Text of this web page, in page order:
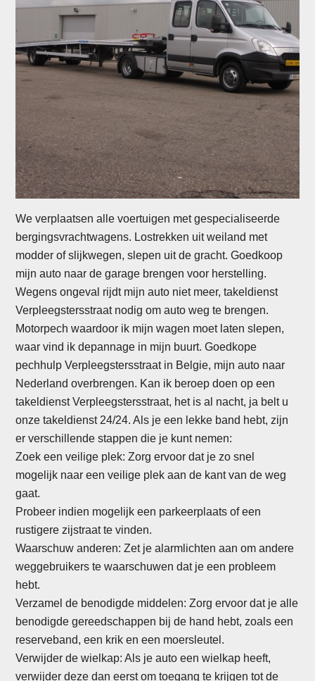
We verplaatsen alle voertuigen met gespecialiseerde
bergingsvrachtwagens. Lostrekken uit weiland met
modder of slijkwegen, slepen uit de gracht. Goedkoop
mijn auto naar de garage brengen voor herstelling.
Wegens ongeval rijdt mijn auto niet meer, takeldienst
Verpleegstersstraat nodig om auto weg te brengen.
Motorpech waardoor ik mijn wagen moet laten slepen,
waar vind ik depannage in mijn buurt. Goedkope
pechhulp Verpleegstersstraat in Belgie, mijn auto naar
Nederland overbrengen. Kan ik beroep doen op een
takeldienst Verpleegstersstraat, het is al nacht, ja belt u
onze takeldienst 24/24. Als je een lekke band hebt, zijn
er verschillende stappen die je kunt nemen:
Zoek een veilige plek: Zorg ervoor dat je zo snel
mogelijk naar een veilige plek aan de kant van de weg
gaat.
Probeer indien mogelijk een parkeerplaats of een
rustigere zijstraat te vinden.
Waarschuw anderen: Zet je alarmlichten aan om andere
weggebruikers te waarschuwen dat je een probleem
hebt.
Verzamel de benodigde middelen: Zorg ervoor dat je alle
benodigde gereedschappen bij de hand hebt, zoals een
reserveband, een krik en een moersleutel.
Verwijder de wielkap: Als je auto een wielkap heeft,
verwijder deze dan eerst om toegang te krijgen tot de